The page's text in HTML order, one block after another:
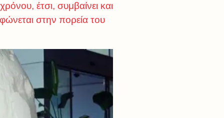
έτσι, συμβαίνει και
στην πορεία του